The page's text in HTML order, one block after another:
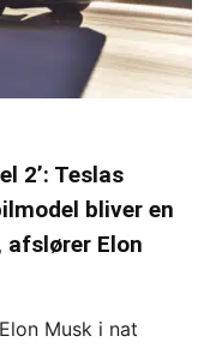
2’: Teslas
bliver en
afslører Elon
Musk i nat